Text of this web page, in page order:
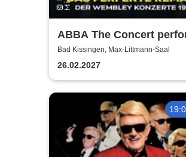
ABBA The Concert
by ABBAMUSIC
Bad Kissingen, Max-Littmann-Saal
26.02.2027